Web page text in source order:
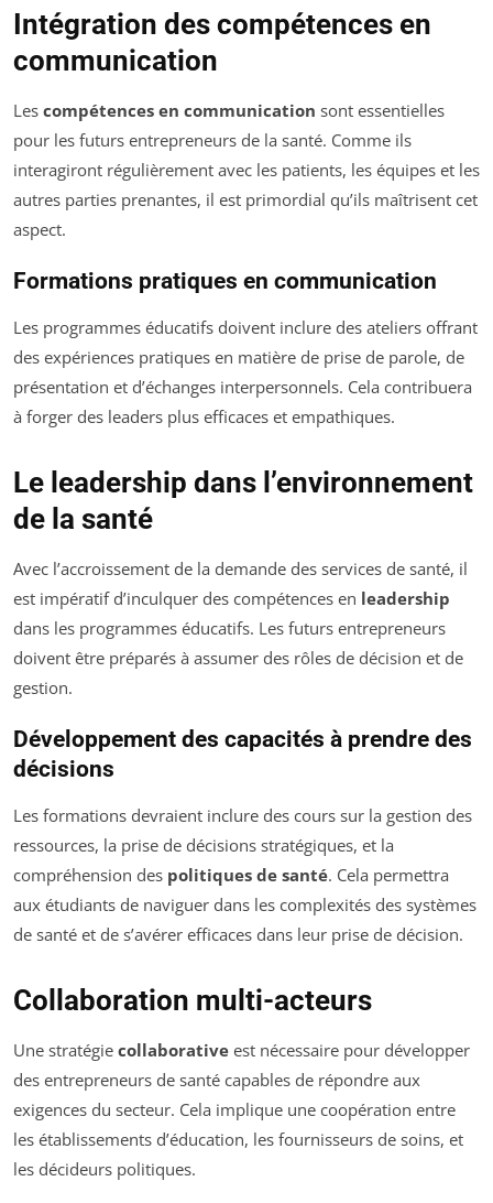
Intégration des compétences en
communication
Les compétences en communication sont essentielles
pour les futurs entrepreneurs de la santé. Comme ils
interagiront régulièrement avec les patients, les équipes et les
autres parties prenantes, il est primordial qu’ils maîtrisent cet
aspect.
Formations pratiques en communication
Les programmes éducatifs doivent inclure des ateliers offrant
des expériences pratiques en matière de prise de parole, de
présentation et d’échanges interpersonnels. Cela contribuera
à forger des leaders plus efficaces et empathiques.
Le leadership dans l’environnement
de la santé
Avec l’accroissement de la demande des services de santé, il
est impératif d’inculquer des compétences en leadership
dans les programmes éducatifs. Les futurs entrepreneurs
doivent être préparés à assumer des rôles de décision et de
gestion.
Développement des capacités à prendre des
décisions
Les formations devraient inclure des cours sur la gestion des
ressources, la prise de décisions stratégiques, et la
compréhension des politiques de santé. Cela permettra
aux étudiants de naviguer dans les complexités des systèmes
de santé et de s’avérer efficaces dans leur prise de décision.
Collaboration multi-acteurs
Une stratégie collaborative est nécessaire pour développer
des entrepreneurs de santé capables de répondre aux
exigences du secteur. Cela implique une coopération entre
les établissements d’éducation, les fournisseurs de soins, et
les décideurs politiques.